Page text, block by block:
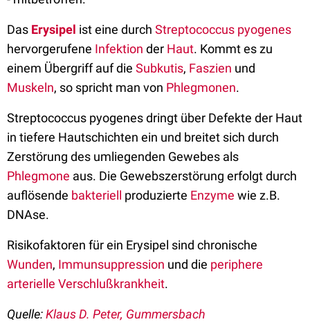
Das Erysipel ist eine durch Streptococcus pyogenes
hervorgerufene Infektion der Haut. Kommt es zu
einem Übergriff auf die Subkutis, Faszien und
Muskeln, so spricht man von Phlegmonen.
Streptococcus pyogenes dringt über Defekte der Haut
in tiefere Hautschichten ein und breitet sich durch
Zerstörung des umliegenden Gewebes als
Phlegmone aus. Die Gewebszerstörung erfolgt durch
auflösende bakteriell produzierte Enzyme wie z.B.
DNAse.
Risikofaktoren für ein Erysipel sind chronische
Wunden, Immunsuppression und die periphere
arterielle Verschlußkrankheit.
Quelle:Klaus D. Peter, Gummersbach